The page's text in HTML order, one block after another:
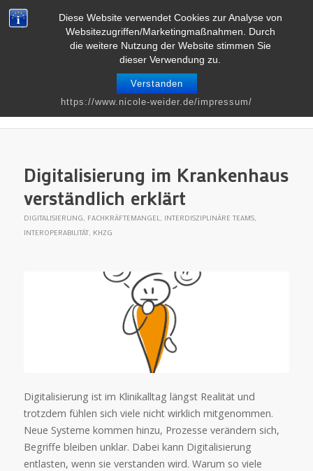
Diese Website verwendet Cookies zur Analyse von
Websitezugriffen/Marketingmaßnahmen. Durch
die weitere Nutzung der Website stimmen Sie
dieser Verwendung zu.
Verstanden
https://www.nicole-weider.de/impressum/
Digitalisierung im Krankenhaus
verständlich erklärt
DIGITALISIERUNG, FACHKRÄFTEMANGEL, INTERDISZIPLINÄRE TEAMS,
INTEROPERABILITÄT, KHZG
Digitalisierung ist im Klinikalltag längst Realität und
trotzdem fühlen sich viele nicht wirklich mitgenommen.
Neue Systeme kommen hinzu, Prozesse verändern sich,
Begriffe bleiben unklar. Dabei kann Digitalisierung
entlasten, wenn sie verstanden wird. Warum so viele